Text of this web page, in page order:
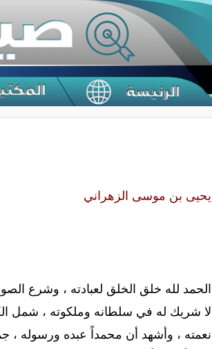
يحيى بن موسى الزهراني
الحمد لله خلق الخلق لعبادته ، وشرع
لا شريك له في سلطانه وملكوته ، شمل
نعمته ، وأشهد أن محمداً عبده ورسوله